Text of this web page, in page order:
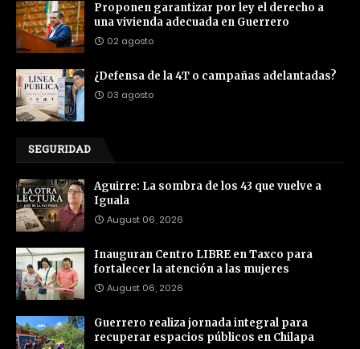
Proponen garantizar por ley el derecho a
una vivienda adecuada en Guerrero
02 agosto
¿Defensa de la 4T o campañas adelantadas?
03 agosto
SEGURIDAD
Aguirre: La sombra de los 43 que vuelve a
Iguala
August 06, 2026
Inauguran Centro LIBRE en Taxco para
fortalecer la atención a las mujeres
August 06, 2026
Guerrero realiza jornada integral para
recuperar espacios públicos en Chilapa